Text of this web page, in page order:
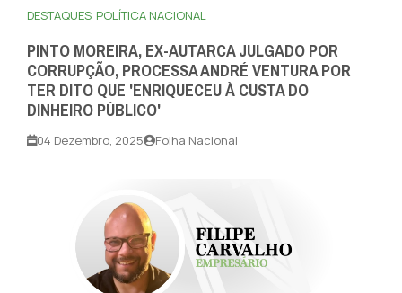
DESTAQUES POLÍTICA NACIONAL
PINTO MOREIRA, EX-AUTARCA JULGADO POR
CORRUPÇÃO, PROCESSA ANDRÉ VENTURA POR
TER DITO QUE 'ENRIQUECEU À CUSTA DO
DINHEIRO PÚBLICO'
04 Dezembro, 2025 Folha Nacional